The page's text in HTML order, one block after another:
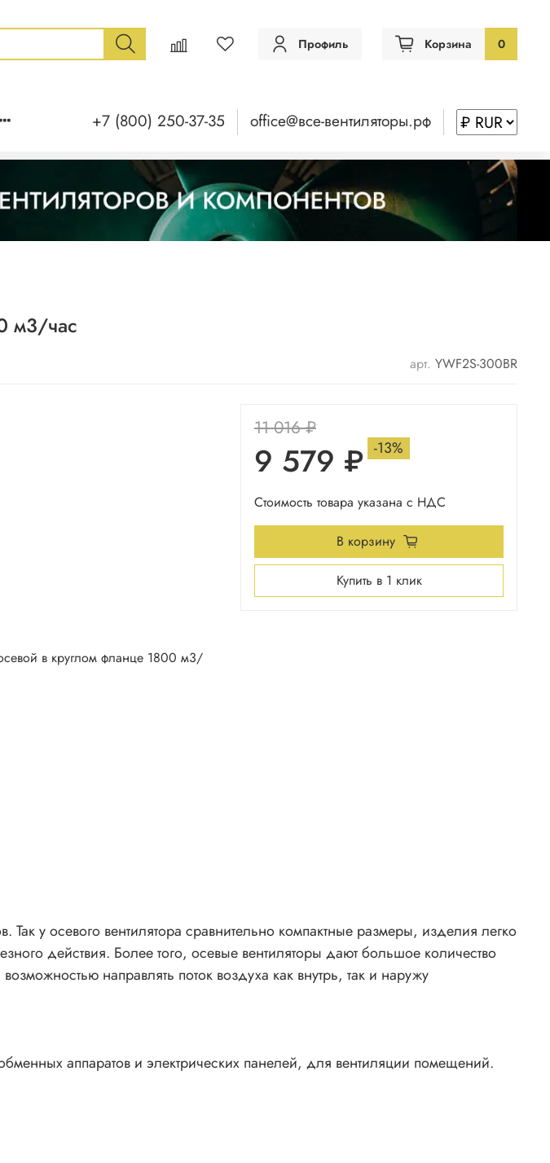
Профиль Корзина 0
+7 (800) 250-37-35 office@все-вентиляторы.рф
м3/час
арт. YWF2S-300BR
в круглом фланце 1800 м3/
11 016 ₽
9 579 ₽ -13%
Стоимость товара указана с НДС
В корзину
Купить в 1 клик
Так у осевого вентилятора сравнительно компактные размеры, изделия легко
действия. Более того, осевые вентиляторы дают большое количество
направлять поток воздуха как внутрь, так и наружу
аппаратов и электрических панелей, для вентиляции помещений.